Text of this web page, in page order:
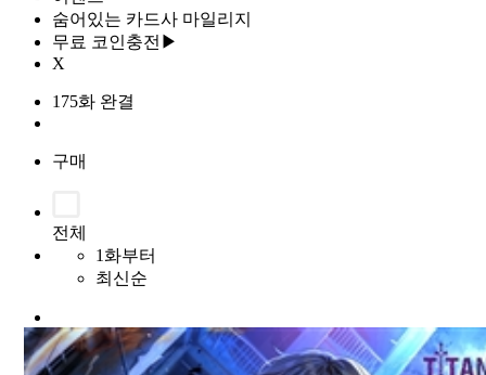
숨어있는 카드사 마일리지
무료 코인충전▶
X
175화 완결
구매
전체
1화부터
최신순